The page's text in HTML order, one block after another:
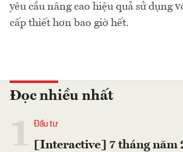
yêu cầu nâng cao hiệu quả sử dụng
cấp thiết hơn bao giờ hết.
Đọc nhiều nhất
Đầu tư
[Interactive] 7 tháng năm